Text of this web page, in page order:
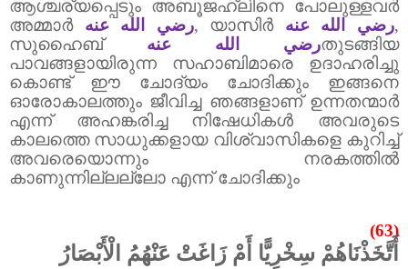
ആശ്ചര്യപ്പെടും അബൂജഹ്‌ലിനെ പോലുള്ളവർ
അമ്മാർ
رضي الله عنه, യാസിർ رضي الله عنه,
സുഹൈബ് رضي الله عنهതുടങ്ങിയ
പാവങ്ങളായിരുന്ന സഹാബിമാരെ ഉദാഹരിച്ചു
കൊണ്ട് ഈ ചോദ്യം ചോദിക്കും ഇങ്ങനെ
ഓരോകാലത്തും ജീവിച്ച ഞങ്ങളാണ് ഉന്നതന്മാർ
എന്ന് അഹങ്കരിച്ച നിഷേധികൾ അവരുടെ
കാലത്തെ സാധുക്കളായ വിശ്വാസികളെ കുറിച്ച്
അവരെയൊന്നും നരകത്തിൽ
കാണുന്നില്ലല്ലോ എന്ന് ചോദിക്കും
(63)
أَتَّخَذْنَاهُمْ سِخْرِيًّا أَمْ زَاغَتْ عَنْهُمُ الْأَبْصَارُ